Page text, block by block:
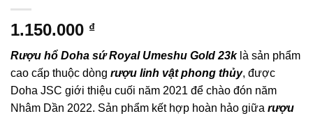
1.150.000 ₫
Rượu hổ Doha sứ Royal Umeshu Gold 23klà sản phẩm
cao cấp thuộc dòng rượu linh vật phong thủy, được
Doha JSC giới thiệu cuối năm 2021 để chào đón năm
Nhâm Dần 2022. Sản phẩm kết hợp hoàn hảo giữa rượu